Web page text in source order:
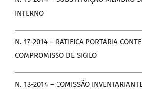
INTERNO
N. 17-2014 – RATIFICA PORTARIA
COMPROMISSO DE SIGILO
N. 18-2014 – COMISSÃO INVENTARIANTE